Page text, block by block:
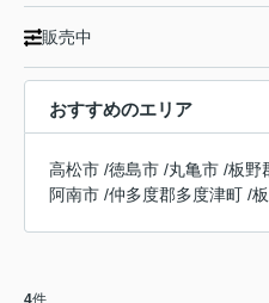
販売中
おすすめのエリア
高松市 /徳島市 /丸亀市 /板野
阿南市 /仲多度郡多度津町 /
4件